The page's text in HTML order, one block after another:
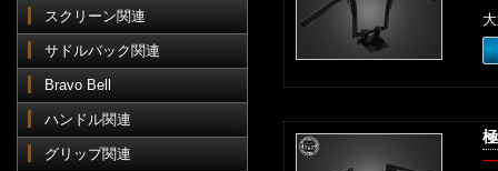
スクリーン関連
サドルバック関連
Bravo Bell
ハンドル関連
グリップ関連